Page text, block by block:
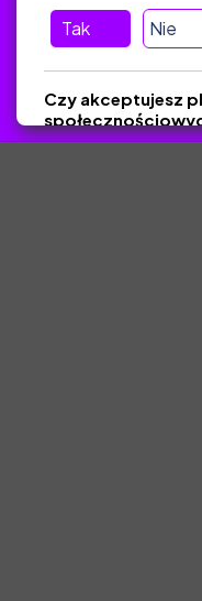
wiadomość nie trafiła do
Materiały
Tak Nie
Czy akceptujesz